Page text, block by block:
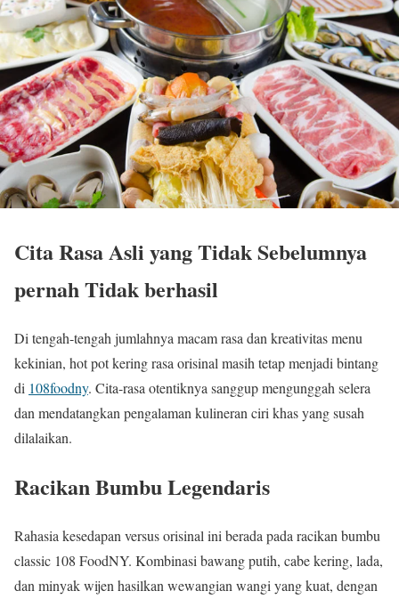
Cita Rasa Asli yang Tidak Sebelumnya
pernah Tidak berhasil
Di tengah-tengah jumlahnya macam rasa dan kreativitas menu
kekinian, hot pot kering rasa orisinal masih tetap menjadi bintang
di 108foodny. Cita-rasa otentiknya sanggup mengunggah selera
dan mendatangkan pengalaman kulineran ciri khas yang susah
dilalaikan.
Racikan Bumbu Legendaris
Rahasia kesedapan versus orisinal ini berada pada racikan bumbu
classic 108 FoodNY. Kombinasi bawang putih, cabe kering, lada,
dan minyak wijen hasilkan wewangian wangi yang kuat, dengan